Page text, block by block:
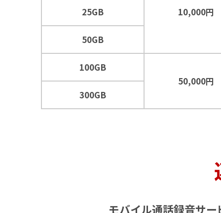
10,000円
25GB
50GB
100GB
50,000円
300GB
モバイル通話録音サ